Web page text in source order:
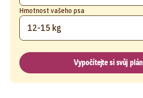
Hmotnost vašeho psa
12-15 kg
Vypočítejte si svůj plán